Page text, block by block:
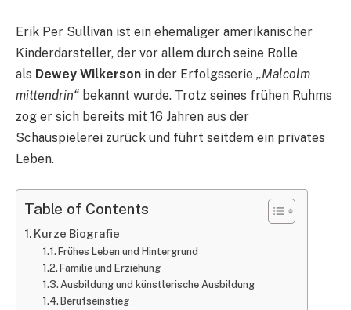
Erik Per Sullivan ist ein ehemaliger amerikanischer
Kinderdarsteller, der vor allem durch seine Rolle
als Dewey Wilkerson in der Erfolgsserie „Malcolm
mittendrin“ bekannt wurde. Trotz seines frühen Ruhms
zog er sich bereits mit 16 Jahren aus der
Schauspielerei zurück und führt seitdem ein privates
Leben.
Table of Contents
Kurze Biografie
Frühes Leben und Hintergrund
Familie und Erziehung
Ausbildung und künstlerische Ausbildung
Berufseinstieg